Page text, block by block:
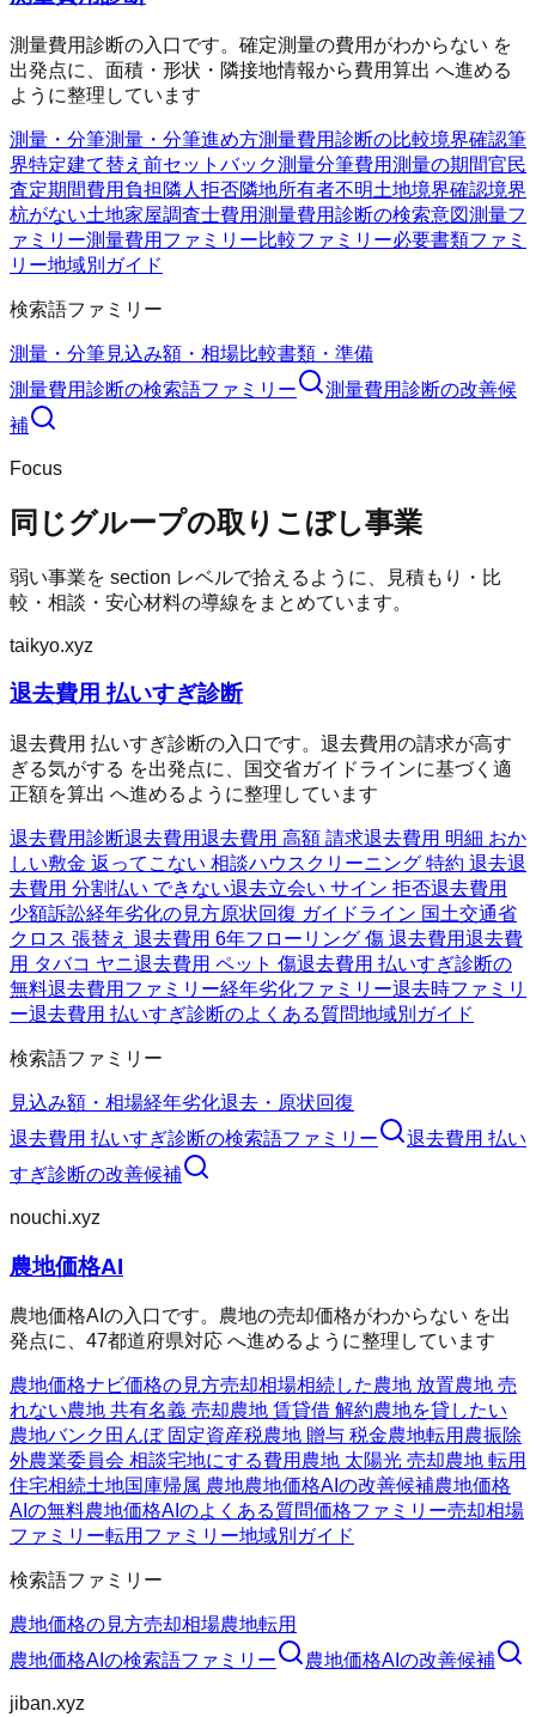
測量費用診断の入口です。確定測量の費用がわからない を
出発点に、面積・形状・隣接地情報から費用算出 へ進める
ように整理しています
測量・分筆測量・分筆進め方測量費用診断の比較境界確認筆
界特定建て替え前セットバック測量分筆費用測量の期間官民
査定期間費用負担 隣人拒否隣地所有者不明土地境界確認境界
杭がない土地家屋調査士費用測量費用診断の検索意図測量フ
ァミリー測量費用ファミリー比較ファミリー必要書類ファミ
リー地域別ガイド
検索語ファミリー
測量・分筆見込み額・相場比較書類・準備
測量費用診断の検索語ファミリー 測量費用診断の改善候
補
Focus
同じグループの取りこぼし事業
弱い事業を section レベルで拾えるように、見積もり・比
較・相談・安心材料の導線をまとめています。
taikyo.xyz
退去費用 払いすぎ診断
退去費用 払いすぎ診断の入口です。退去費用の請求が高す
ぎる気がする を出発点に、国交省ガイドラインに基づく適
正額を算出 へ進めるように整理しています
退去費用診断退去費用退去費用 高額 請求退去費用 明細 おか
しい敷金 返ってこない 相談ハウスクリーニング 特約 退去退
去費用 分割払い できない退去立会い サイン 拒否退去費用
少額訴訟経年劣化の見方原状回復 ガイドライン 国土交通省
クロス 張替え 退去費用 6年フローリング 傷 退去費用退去費
用 タバコ ヤニ退去費用 ペット 傷退去費用 払いすぎ診断の
無料退去費用ファミリー経年劣化ファミリー退去時ファミリ
ー退去費用 払いすぎ診断のよくある質問地域別ガイド
検索語ファミリー
見込み額・相場経年劣化退去・原状回復
退去費用 払いすぎ診断の検索語ファミリー
退去費用 払い
すぎ診断の改善候補
nouchi.xyz
農地価格AI
農地価格AIの入口です。農地の売却価格がわからない を出
発点に、47都道府県対応 へ進めるように整理しています
農地価格ナビ価格の見方売却相場相続した農地 放置農地 売
れない農地 共有名義 売却農地 賃貸借 解約農地を貸したい
農地バンク 田んぼ 固定資産税農地 贈与 税金農地転用 農振除
外農業委員会 相談宅地にする費用 農地 太陽光 売却農地 転用
住宅相続土地国庫帰属 農地農地価格AIの改善候補農地価格
AIの無料農地価格AIのよくある質問価格ファミリー売却相場
ファミリー転用ファミリー地域別ガイド
検索語ファミリー
農地価格の見方売却相場農地転用
農地価格AI の検索語ファミリー 農地価格AI の改善候補
jiban.xyz